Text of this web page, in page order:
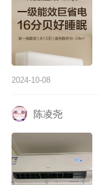
2024-10-08
陈凌尧